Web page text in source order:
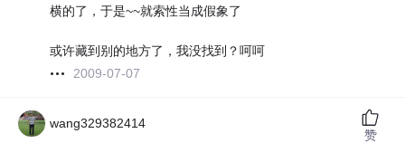
横的了，于是~~就索性当成假象了
或许藏到别的地方了，我没找到？呵呵
2009-07-07
wang329382414
赞